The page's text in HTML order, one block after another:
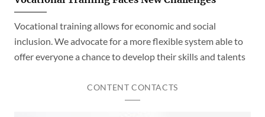
Vocational training allows for economic and social
inclusion. We advocate for a more flexible system able to
offer everyone a chance to develop their skills and talents
CONTENT CONTACTS